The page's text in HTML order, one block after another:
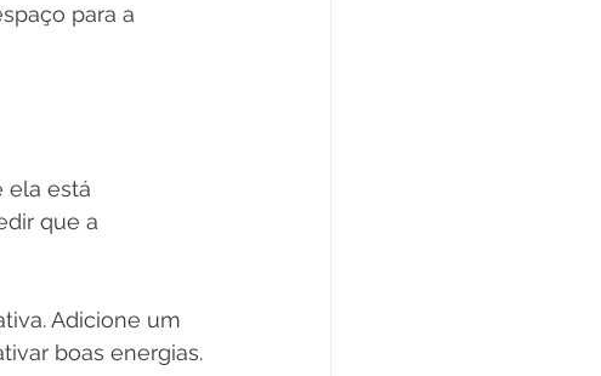
para a
ela está
que a
Adicione um
boas energias.